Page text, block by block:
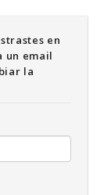
en
un email
la